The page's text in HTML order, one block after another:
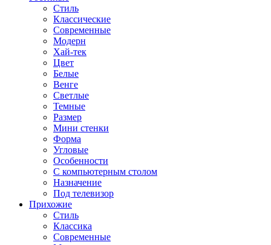
Стиль
Классические
Современные
Модерн
Хай-тек
Цвет
Белые
Венге
Светлые
Темные
Размер
Мини стенки
Форма
Угловые
Особенности
С компьютерным столом
Назначение
Под телевизор
Прихожие
Стиль
Классика
Современные